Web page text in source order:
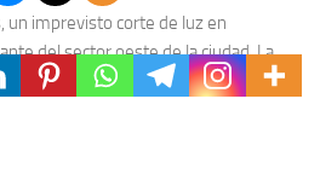
un imprevisto corte de luz en
del sector oeste de la ciudad. La